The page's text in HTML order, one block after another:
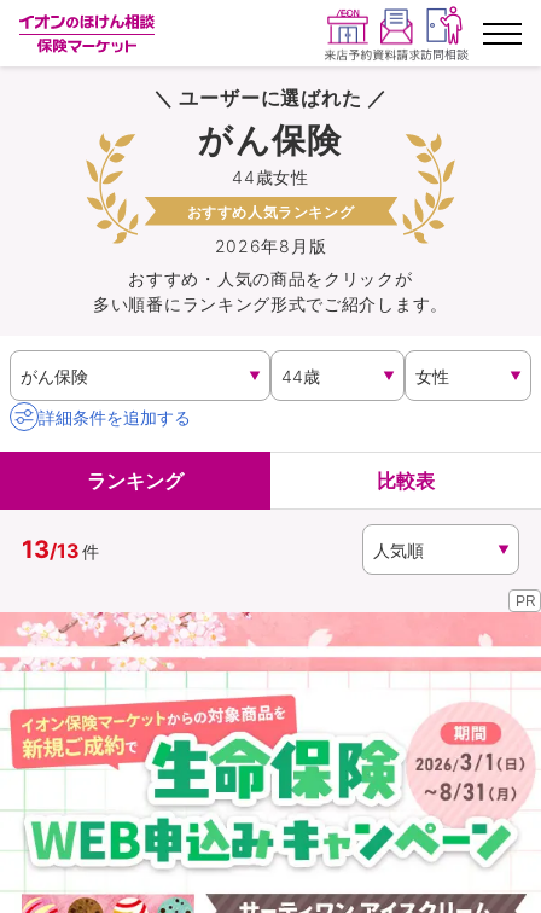
ランキングから探す
保険を比較する
保険会社から探す
イオンカード会員さま専用保険
キャンペーン一覧
イオングループ従業員さま向け
資料請求
（無料）
訪問相談
イオンカード会員さま専用保険
＼ ユーザーに選ばれた ／
2026年8月版
44歳女性
がん保険
おすすめ人気ランキング
おすすめ・人気の商品をクリックが
多い順番にランキング形式でご紹介します。
詳細条件を追加する
ランキング 比較表
13/13件
PR